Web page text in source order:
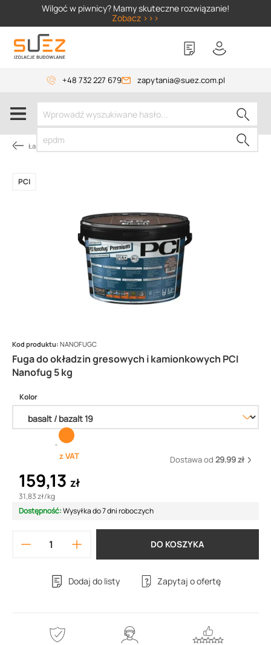
Wilgoć w piwnicy? Mamy skuteczne rozwiązanie!
Zobacz >>>
+48 732 227 679 zapytania@suez.com.pl
Łazienka
Fuga do okładzin gresowych i kamionkowych PCI
Nanofug 5 kg
PCI
Kod produktu: NANOFUGC
Kolor
z VAT Dostawa od 29.99 zł
159,13 zł
31,83 zł/kg
Dostępność:Wysyłka do 7 dni roboczych
DO KOSZYKA
Dodaj do listy Zapytaj o ofertę